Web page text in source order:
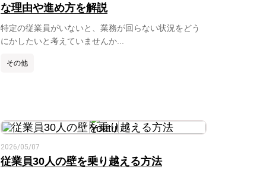
な理由や進め方を解説
特定の従業員がいないと、業務が回らない状況をどう
にかしたいと考えていませんか...
その他
2026/05/07
従業員30人の壁を乗り越える方法